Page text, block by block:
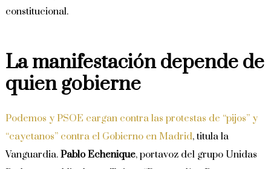
constitucional.
La manifestación depende de
quien gobierne
Podemos y PSOE cargan contra las protestas de “pijos” y
“cayetanos” contra el Gobierno en Madrid, titula la
Vanguardia.Pablo Echenique, portavoz del grupo Unidas